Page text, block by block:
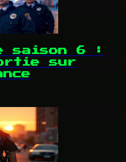
saison 6 :
sur